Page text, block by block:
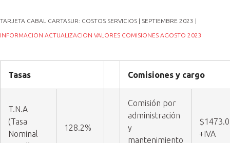
TARJETA CABAL CARTASUR: COSTOS SERVICIOS | SEPTIEMBRE 2023 |
INFORMACION ACTUALIZACION VALORES COMISIONES AGOSTO 2023
Tasas Comisiones y cargo
T.N.A
(Tasa
Nominal
128.2%
Comisión por
administración
y
mantenimiento
+IVA